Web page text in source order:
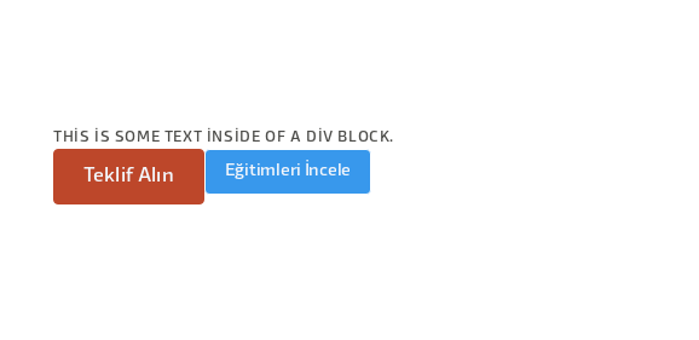
THIS IS SOME TEXT INSIDE OF A DIV BLOCK.
Teklif Alın Eğitimleri İncele